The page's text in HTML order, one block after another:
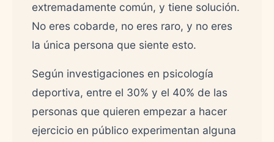
extremadamente común, y tiene solución.
No eres cobarde, no eres raro, y no eres
la única persona que siente esto.
Según investigaciones en psicología
deportiva, entre el 30% y el 40% de las
personas que quieren empezar a hacer
ejercicio en público experimentan alguna